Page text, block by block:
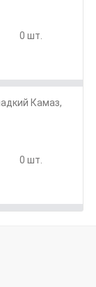
0 шт.
Камаз,
0 шт.